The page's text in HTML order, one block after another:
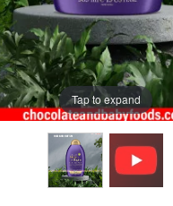
Tap to expand